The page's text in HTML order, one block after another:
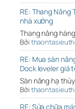
RE: Thang Nâng
nhà xưởng
Thang nâng
Bởi thaontasieuthi
RE: Mua sàn
Dock leveler giá
Sàn nâng hạ
Bởi thaontasieuthi
RE: Sửa chữa